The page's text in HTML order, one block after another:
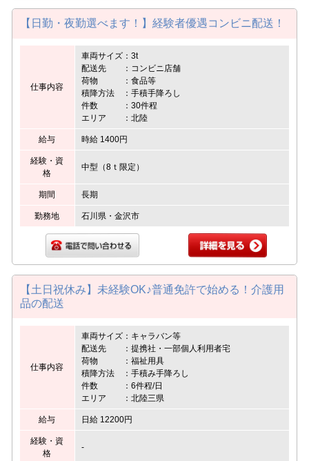
【日勤・夜勤選べます！】経験者優遇コンビニ配送！
仕事内容
車両サイズ：3t
配送先 ：コンビニ店舗
荷物 ：食品等
積降方法 ：手積手降ろし
件数 ：30件程
エリア ：北陸
給与 時給 1400円
経験・資
格
中型（8ｔ限定）
期間 長期
勤務地 石川県・金沢市
【土日祝休み】未経験OK♪普通免許で始める！介護用
品の配送
仕事内容
車両サイズ：キャラバン等
配送先 ：提携社・一部個人利用者宅
荷物 ：福祉用具
積降方法 ：手積み手降ろし
件数 ：6件程/日
エリア ：北陸三県
給与 日給 12200円
経験・資
格
-